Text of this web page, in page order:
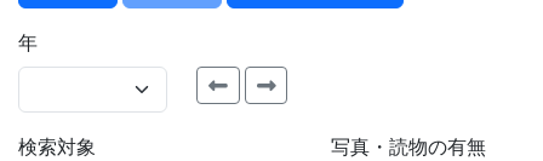
年
検索対象
写真・読物の有無